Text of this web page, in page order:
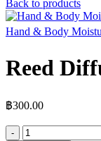
Back to products
Hand & Body
Reed
฿300.00
จำนวน